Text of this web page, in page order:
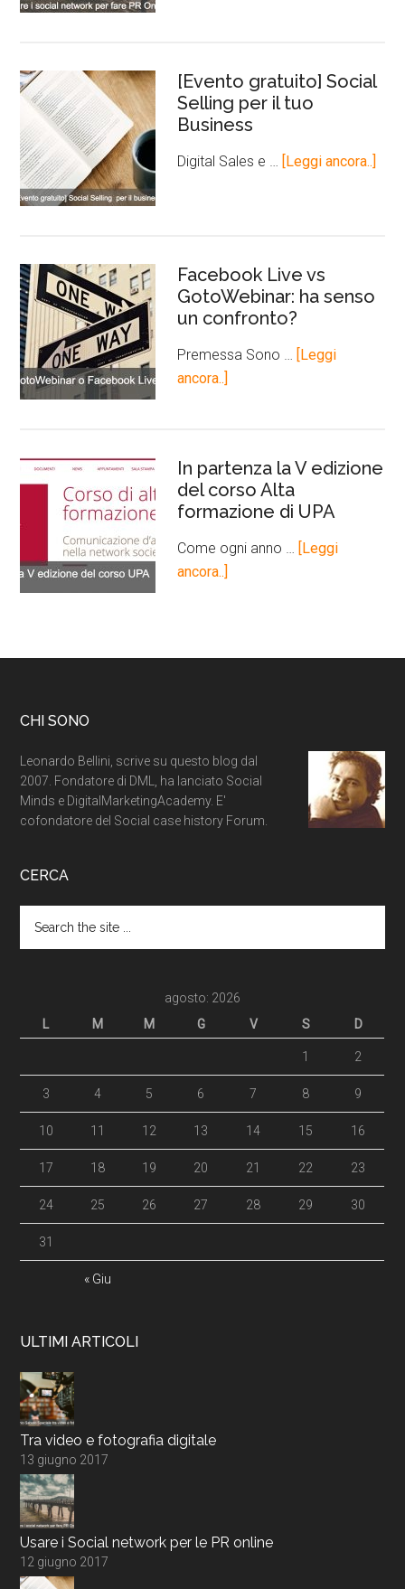
[Evento gratuito] Social
Selling per il tuo
Business
Digital Sales e … [Leggi ancora..]
Facebook Live vs
GotoWebinar: ha senso
un confronto?
Premessa Sono …
[Leggi
ancora..]
In partenza la V edizione
del corso Alta
formazione di UPA
Come ogni anno …
[Leggi
ancora..]
CHI SONO
Leonardo Bellini, scrive su questo blog dal
2007. Fondatore di DML, ha lanciato Social
Minds e DigitalMarketingAcademy. E'
cofondatore del Social case history Forum.
CERCA
agosto: 2026
L
M M G V S D
« Giu
1 2
3 4 5 6 7 8 9
10 11 12 13 14 15 16
17 18 19 20 21 22 23
24 25 26 27 28 29 30
31
ULTIMI ARTICOLI
Tra video e fotografia digitale
13 giugno 2017
Usare i Social network per le PR online
12 giugno 2017